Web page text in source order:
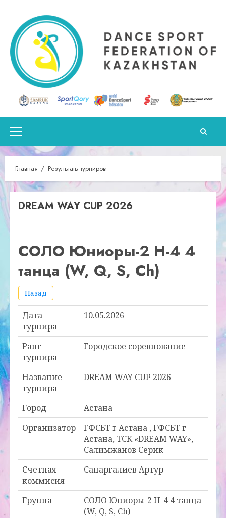
содержимому
Основное
меню
Главная Результаты турниров
DREAM WAY CUP 2026
СОЛО Юниоры-2 Н-4 4
танца (W, Q, S, Ch)
Назад
Дата
турнира
10.05.2026
Ранг
турнира
Городское соревнование
Название
турнира
DREAM WAY CUP 2026
Город
Астана
Организатор
ГФСБТ г Астана , ГФСБТ г
Астана, ТСК «DREAM WAY»,
Салимжанов Серик
Счетная
коммисия
Сапаргалиев Артур
Группа
СОЛО Юниоры-2 Н-4 4 танца
(W, Q, S, Ch)